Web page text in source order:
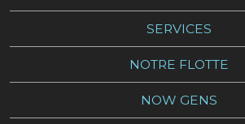
SERVICES
NOTRE FLOTTE
NOW GENS